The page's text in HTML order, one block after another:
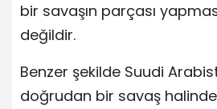
bir savaşın parçası
değildir.
Benzer şekilde Suudi
doğrudan bir savaş